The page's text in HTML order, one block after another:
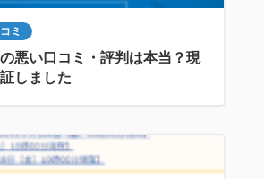
ミ
悪い口コミ・評判は本当？現
しました